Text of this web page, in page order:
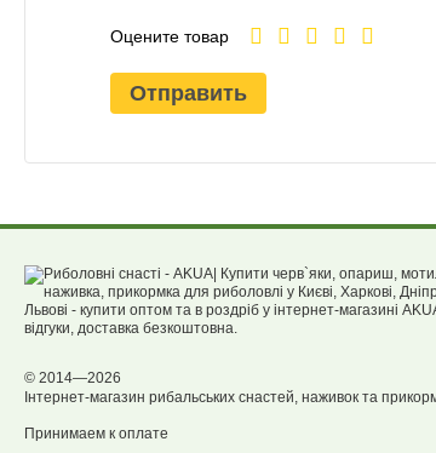
Оцените товар
Отправить
© 2014—2026
Інтернет-магазин рибальських снастей, наживок та
Принимаем к оплате